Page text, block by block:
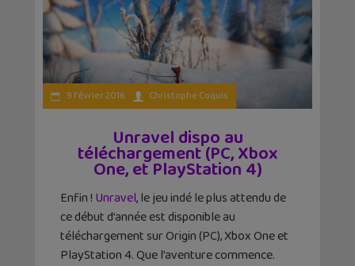
9 février 2016 Christophe Coquis
Unravel dispo au
téléchargement (PC, Xbox
One, et PlayStation 4)
Enfin ! Unravel, le jeu indé le plus attendu de
ce début d’année est disponible au
téléchargement sur Origin (PC), Xbox One et
PlayStation 4. Que l’aventure commence.